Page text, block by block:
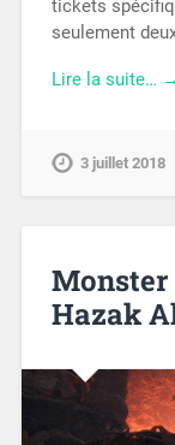
tickets
seulement
Lire la suite… →
3 juillet 2018
Hazak